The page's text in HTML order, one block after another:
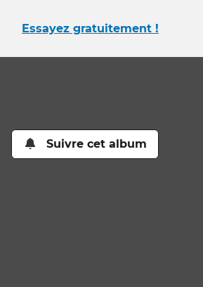
Essayez gratuitement !
Suivre cet album